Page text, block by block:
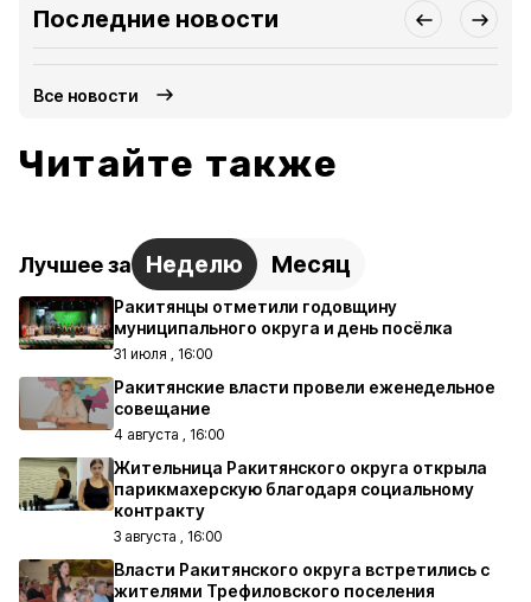
Последние новости
Все новости
Читайте также
Лучшее за Неделю Месяц
Ракитянцы отметили годовщину
муниципального округа и день посёлка
31 июля , 16:00
Ракитянские власти провели еженедельное
совещание
4 августа , 16:00
Жительница Ракитянского округа открыла
парикмахерскую благодаря социальному
контракту
3 августа , 16:00
Власти Ракитянского округа встретились с
жителями Трефиловского поселения